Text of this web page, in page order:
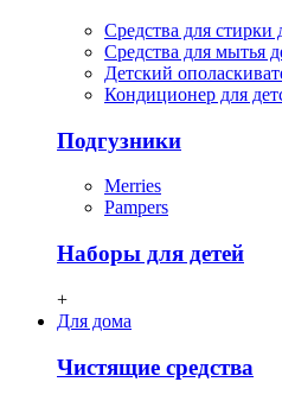
Средства для стирки
Средства для мытья
Детский
Кондиционер для
Подгузники
Merries
Pampers
Наборы для детей
+
Для дома
Чистящие средства